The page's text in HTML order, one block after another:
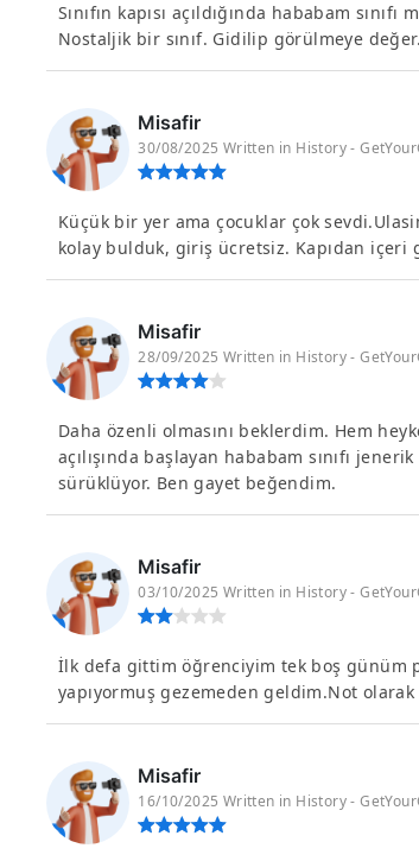
Sınıfın kapısı açıldığında hababam
Nostaljik bir sınıf. Gidilip görülmeye değer.
Misafir
30/08/2025 Written in History -
Küçük bir yer ama çocuklar çok
kolay bulduk, giriş ücretsiz. Kapıdan içeri
Misafir
28/09/2025 Written in History -
Daha özenli olmasını beklerdim. Hem
açılışında başlayan hababam sınıfı
sürüklüyor. Ben gayet beğendim.
Misafir
03/10/2025 Written in History -
İlk defa gittim öğrenciyim tek boş günüm
yapıyormuş gezemeden geldim.Not
Misafir
16/10/2025 Written in History -